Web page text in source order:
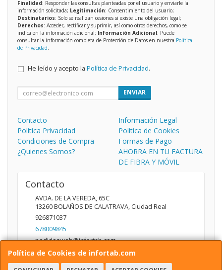
Política de Cookies de infortab.com
Finalidad: Responder las consultas planteadas por el usuario y enviarle la
información solicitada; Legitimación: Consentimiento del usuario;
Destinatarios: Solo se realizan cesiones si existe una obligación legal;
Derechos: Acceder, rectificar y suprimir, así como otros derechos, como se
indica en la información adicional; Información Adicional: Puede
consultar la información completa de Protección de Datos en nuestra Política
de Privacidad.
He leído y acepto la Política de Privacidad.
ENVIAR
Contacto
Información Legal
Política Privacidad
Política de Cookies
Condiciones de Compra
Formas de Pago
¿Quienes Somos?
AHORRA EN TU FACTURA
DE FIBRA Y MÓVIL
Contacto
AVDA. DE LA VEREDA, 65C
13260BOLAÑOS DE CALATRAVA, Ciudad Real
926871037
678009845
pedidosweb@infortab.com